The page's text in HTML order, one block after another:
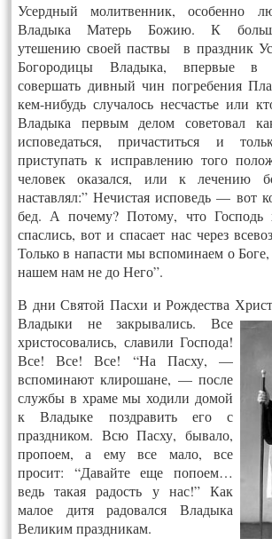
Усердный молитвенник, особенно
Владыка Матерь Божию. К
утешению своей паствы в праздник
Богородицы Владыка, впервые в
совершать дивный чин погребения
кем-нибудь случалось несчастье или
Владыка первым делом советовал
исповедаться, причаститься и
приступать к исправлению того
человек оказался, или к лечению
наставлял:” Нечистая исповедь — вот
бед. А почему? Потому, что Господь
спаслись, вот и спасает нас через
Только в напасти мы вспоминаем о
нашем нам не до Него”.
В дни Святой Пасхи и Рождества
Владыки не закрывались. Все
христосовались, славили Господа!
Все! Все! Все! “На Пасху, —
вспоминают клирошане, — после
службы в храме мы ходили домой
к Владыке поздравить его с
праздником. Всю Пасху, бывало,
пропоем, а ему все мало, все
просит: “Давайте еще попоем…
ведь такая радость у нас!” Как
малое дитя радовался Владыка
Великим праздникам.